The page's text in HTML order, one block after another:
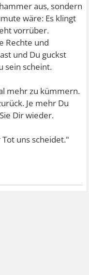
aus, sondern
wäre: Es klingt
vorrüber.
Rechte und
und Du guckst
sein scheint.
mehr zu kümmern.
Je mehr Du
Dir wieder.
uns scheidet."